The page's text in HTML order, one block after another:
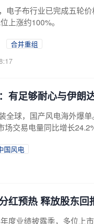
电子布行业已完成五轮
上涨约100%。
合并重组
有足够耐心与伊朗
全球，国产风电海外爆
交易电量同比增长
国风电
红预热 释放股东回
度业绩披露季，多位上